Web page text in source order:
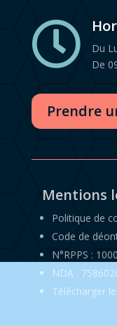

Du
De
Prendre
Mentions
Politique de
Code de
N°RPPS :
NDA :
Télécharger